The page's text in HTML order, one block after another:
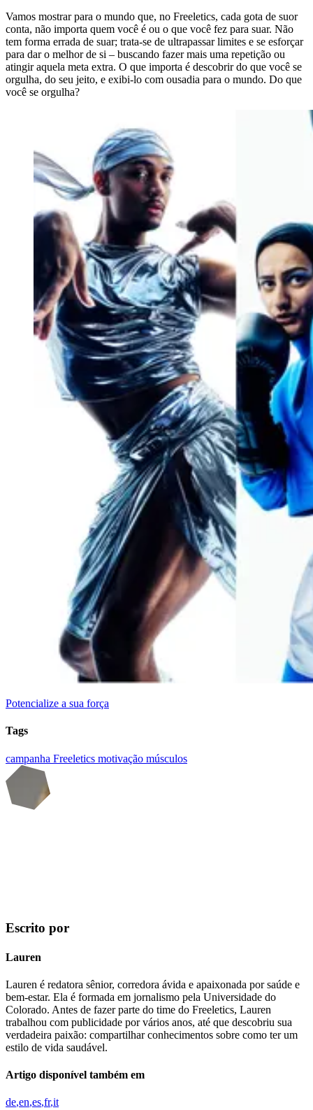
Vamos mostrar para o mundo que, no Freeletics, cada gota de suor
conta, não importa quem você é ou o que você fez para suar. Não
tem forma errada de suar; trata-se de ultrapassar limites e se esforçar
para dar o melhor de si – buscando fazer mais uma repetição ou
atingir aquela meta extra. O que importa é descobrir do que você se
orgulha, do seu jeito, e exibi-lo com ousadia para o mundo. Do que
você se orgulha?
Potencialize a sua força
Tags
campanha Freeletics motivação músculos
Escrito por
Lauren
Lauren é redatora sênior, corredora ávida e apaixonada por saúde e
bem-estar. Ela é formada em jornalismo pela Universidade do
Colorado. Antes de fazer parte do time do Freeletics, Lauren
trabalhou com publicidade por vários anos, até que descobriu sua
verdadeira paixão: compartilhar conhecimentos sobre como ter um
estilo de vida saudável.
Artigo disponível também em
de en es fr it